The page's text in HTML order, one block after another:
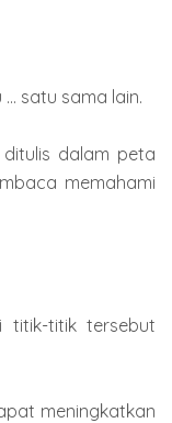
satu sama lain.
dalam peta
memahami
titik-titik tersebut
meningkatkan